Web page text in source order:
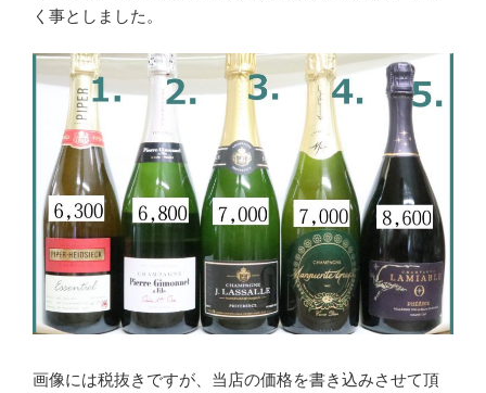
く事としました。
画像には税抜きですが、当店の価格を書き込みさせて頂